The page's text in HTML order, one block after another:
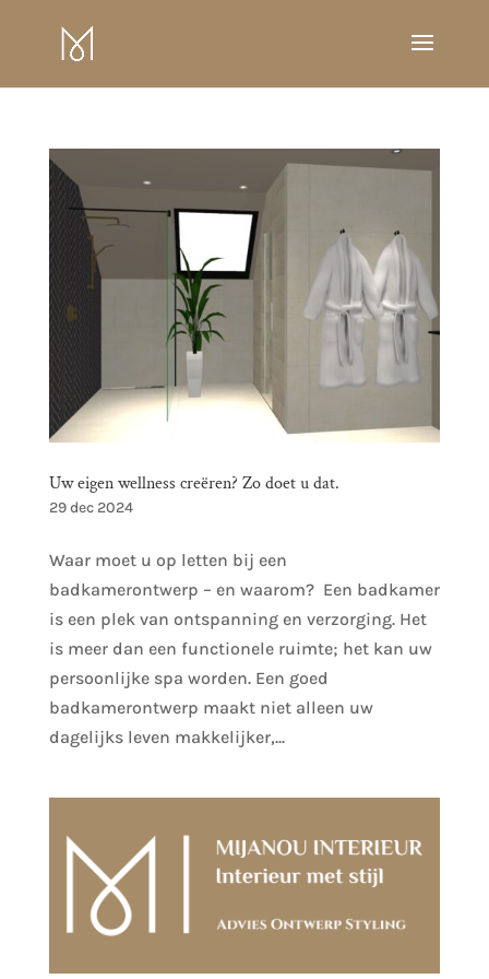
Uw eigen wellness creëren? Zo doet u dat.
29 dec 2024
Waar moet u op letten bij een
badkamerontwerp – en waarom? Een badkamer
is een plek van ontspanning en verzorging. Het
is meer dan een functionele ruimte; het kan uw
persoonlijke spa worden. Een goed
badkamerontwerp maakt niet alleen uw
dagelijks leven makkelijker,...